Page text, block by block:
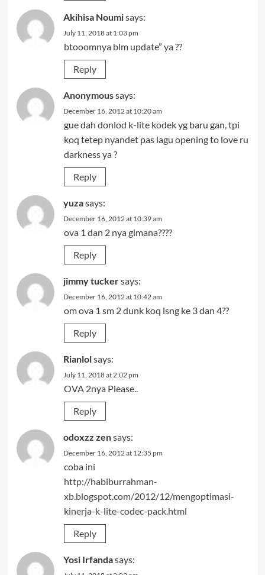
Akihisa Noumisays:
July 11, 2018 at 1:03 pm
btooomnya blm update” ya ??
Reply
Anonymoussays:
December 16, 2012 at 10:20 am
gue dah donlod k-lite kodek yg baru gan, tpi
koq tetep nyandet pas lagu opening to love ru
darkness ya ?
Reply
yuzasays:
December 16, 2012 at 10:39 am
ova 1 dan 2 nya gimana????
Reply
jimmy tuckersays:
December 16, 2012 at 10:42 am
om ova 1 sm 2 dunk koq lsng ke 3 dan 4??
Reply
Rianlolsays:
July 11, 2018 at 2:02 pm
OVA 2nya Please..
Reply
odoxzz zensays:
December 16, 2012 at 12:35 pm
coba ini
http://habiburrahman-
xb.blogspot.com/2012/12/mengoptimasi-
kinerja-k-lite-codec-pack.html
Reply
Yosi Irfandasays: